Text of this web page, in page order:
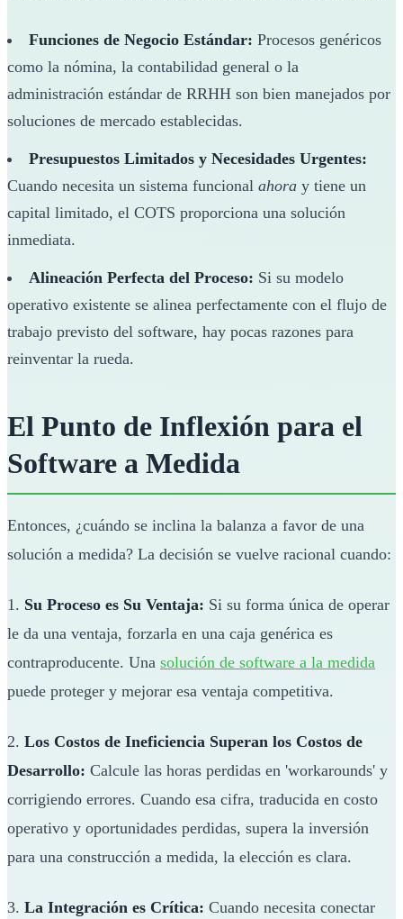
Funciones de Negocio Estándar: Procesos genéricos
como la nómina, la contabilidad general o la
administración estándar de RRHH son bien manejados por
soluciones de mercado establecidas.
Presupuestos Limitados y Necesidades Urgentes:
Cuando necesita un sistema funcional ahora y tiene un
capital limitado, el COTS proporciona una solución
inmediata.
Alineación Perfecta del Proceso: Si su modelo
operativo existente se alinea perfectamente con el flujo de
trabajo previsto del software, hay pocas razones para
reinventar la rueda.
El Punto de Inflexión para el
Software a Medida
Entonces, ¿cuándo se inclina la balanza a favor de una
solución a medida? La decisión se vuelve racional cuando:
1. Su Proceso es Su Ventaja: Si su forma única de operar
le da una ventaja, forzarla en una caja genérica es
contraproducente. Una solución de software a la medida
puede proteger y mejorar esa ventaja competitiva.
2. Los Costos de Ineficiencia Superan los Costos de
Desarrollo: Calcule las horas perdidas en 'workarounds' y
corrigiendo errores. Cuando esa cifra, traducida en costo
operativo y oportunidades perdidas, supera la inversión
para una construcción a medida, la elección es clara.
3. La Integración es Crítica: Cuando necesita conectar